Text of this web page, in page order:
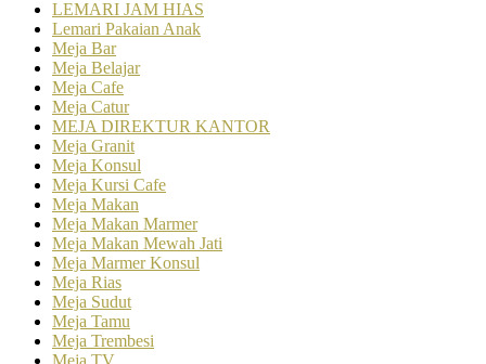
LEMARI JAM HIAS
Lemari Pakaian Anak
Meja Bar
Meja Belajar
Meja Cafe
Meja Catur
MEJA DIREKTUR KANTOR
Meja Granit
Meja Konsul
Meja Kursi Cafe
Meja Makan
Meja Makan Marmer
Meja Makan Mewah Jati
Meja Marmer Konsul
Meja Rias
Meja Sudut
Meja Tamu
Meja Trembesi
Meja TV